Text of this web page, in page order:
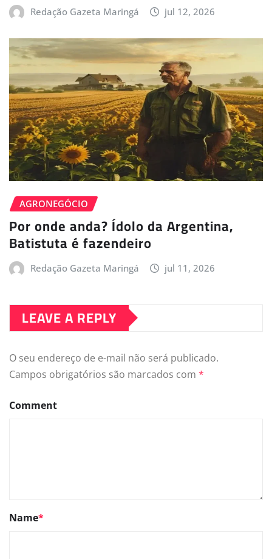
Redação Gazeta Maringá jul 12, 2026
AGRONEGÓCIO
Por onde anda? Ídolo da Argentina,
Batistuta é fazendeiro
Redação Gazeta Maringá jul 11, 2026
LEAVE A REPLY
O seu endereço de e-mail não será publicado.
Campos obrigatórios são marcados com *
Comment
Name*